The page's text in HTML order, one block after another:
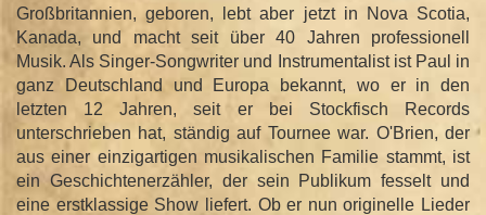
Großbritannien, geboren, lebt aber jetzt in Nova Scotia,
Kanada, und macht seit über 40 Jahren professionell
Musik. Als Singer-Songwriter und Instrumentalist ist Paul in
ganz Deutschland und Europa bekannt, wo er in den
letzten 12 Jahren, seit er bei Stockfisch Records
unterschrieben hat, ständig auf Tournee war. O'Brien, der
aus einer einzigartigen musikalischen Familie stammt, ist
ein Geschichtenerzähler, der sein Publikum fesselt und
eine erstklassige Show liefert. Ob er nun originelle Lieder